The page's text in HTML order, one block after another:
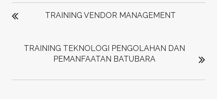
NAVIGATIONTRAINING VENDOR MANAGEMENT
TRAINING TEKNOLOGI PENGOLAHAN DAN
PEMANFAATAN BATUBARA